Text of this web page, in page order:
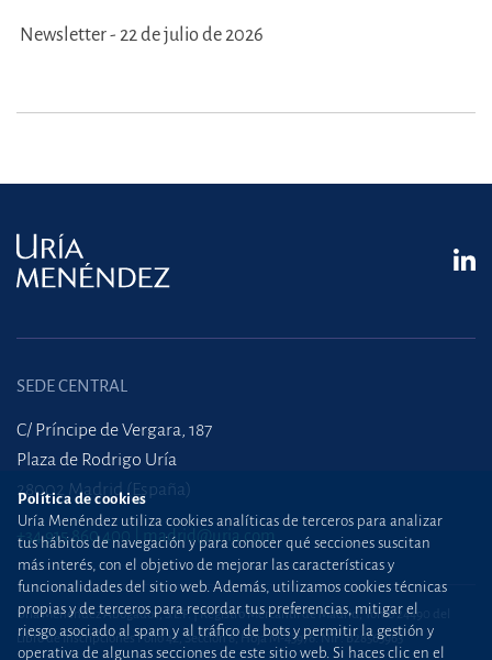
Newsletter - 22 de julio de 2026
SEDE CENTRAL
C/ Príncipe de Vergara, 187
Plaza de Rodrigo Uría
28002 Madrid (España)
+34 915 860 400 madrid@uria.com
Uría Menéndez Abogados, S.L.P. | Registro Mercantil de Madrid, Tomo 24490 del
Libro de Inscripciones Folio 42, Sección 8, Hoja M-43976. NIF: B28563963
Política de cookies
Uría Menéndez utiliza cookies analíticas de terceros para analizar
tus hábitos de navegación y para conocer qué secciones suscitan
más interés, con el objetivo de mejorar las características y
funcionalidades del sitio web. Además, utilizamos cookies técnicas
propias y de terceros para recordar tus preferencias, mitigar el
riesgo asociado al spam y al tráfico de bots y permitir la gestión y
operativa de algunas secciones de este sitio web. Si haces clic en el